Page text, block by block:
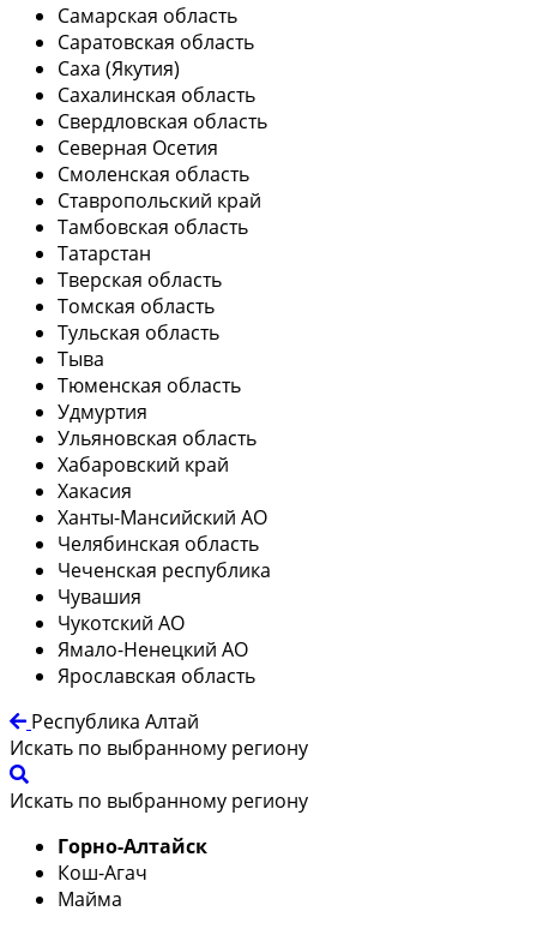
Самарская область
Саратовская область
Саха (Якутия)
Сахалинская область
Свердловская область
Северная Осетия
Смоленская область
Ставропольский край
Тамбовская область
Татарстан
Тверская область
Томская область
Тульская область
Тыва
Тюменская область
Удмуртия
Ульяновская область
Хабаровский край
Хакасия
Ханты-Мансийский АО
Челябинская область
Чеченская республика
Чувашия
Чукотский АО
Ямало-Ненецкий АО
Ярославская область
Республика Алтай
Искать по выбранному региону
Искать по выбранному региону
Горно-Алтайск
Кош-Агач
Майма